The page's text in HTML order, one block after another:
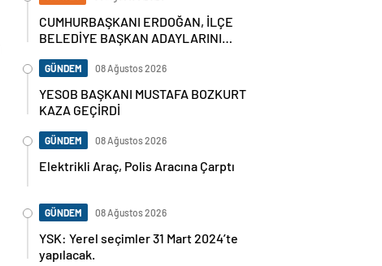
CUMHURBAŞKANI ERDOĞAN, İLÇE
BELEDİYE BAŞKAN ADAYLARINI
GÜNDEM 08 Ağustos 2026
YESOB BAŞKANI MUSTAFA BOZKURT
KAZA GEÇİRDİ
GÜNDEM 08 Ağustos 2026
Elektrikli Araç, Polis Aracına Çarptı
GÜNDEM 08 Ağustos 2026
YSK: Yerel seçimler 31 Mart 2024’te
yapılacak.